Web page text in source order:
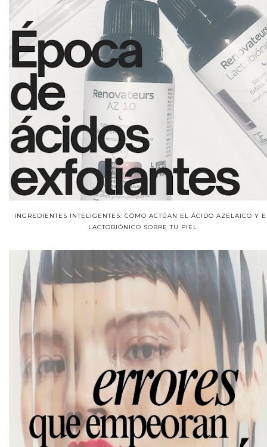
INGREDIENTES INTELIGENTES: CÓMO ACTÚAN EL ÁCIDO AZELAICO Y
LACTOBIÓNICO SOBRE TU PIEL